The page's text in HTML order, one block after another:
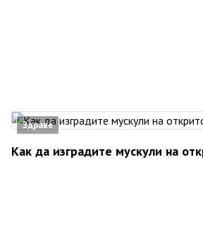
Здраве
Как да изградите мускули на